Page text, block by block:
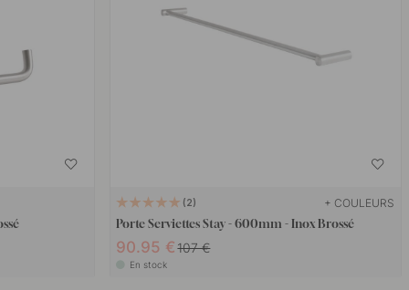
2 + COULEURS
Porte Serviettes Stay - 600mm - Inox Brossé
90.95 € 107 €
En stock